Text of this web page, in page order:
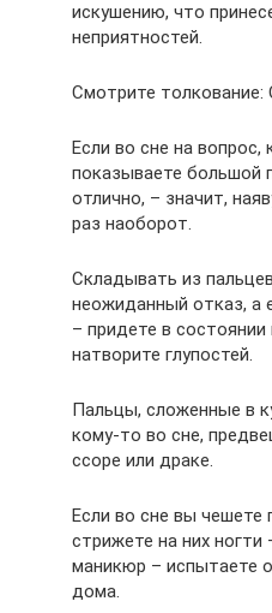
искушению, что
неприятностей.
Смотрите
Если во сне на вопрос,
показываете большой
отлично, – значит,
раз наоборот.
Складывать из
неожиданный отказ, а
– придете в
натворите глупостей.
Пальцы, сложенные в
кому-то во сне,
ссоре или драке.
Если во сне вы чешете
стрижете на них ногти
маникюр – испытаете
дома.